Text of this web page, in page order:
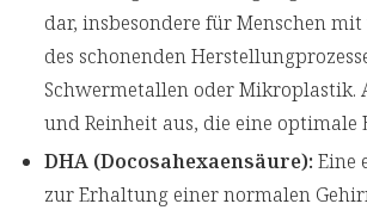
dar, insbesondere für Menschen
des schonenden
Schwermetallen oder Mikroplastik.
und Reinheit aus, die eine
DHA (Docosahexaensäure): Eine
zur Erhaltung einer normalen